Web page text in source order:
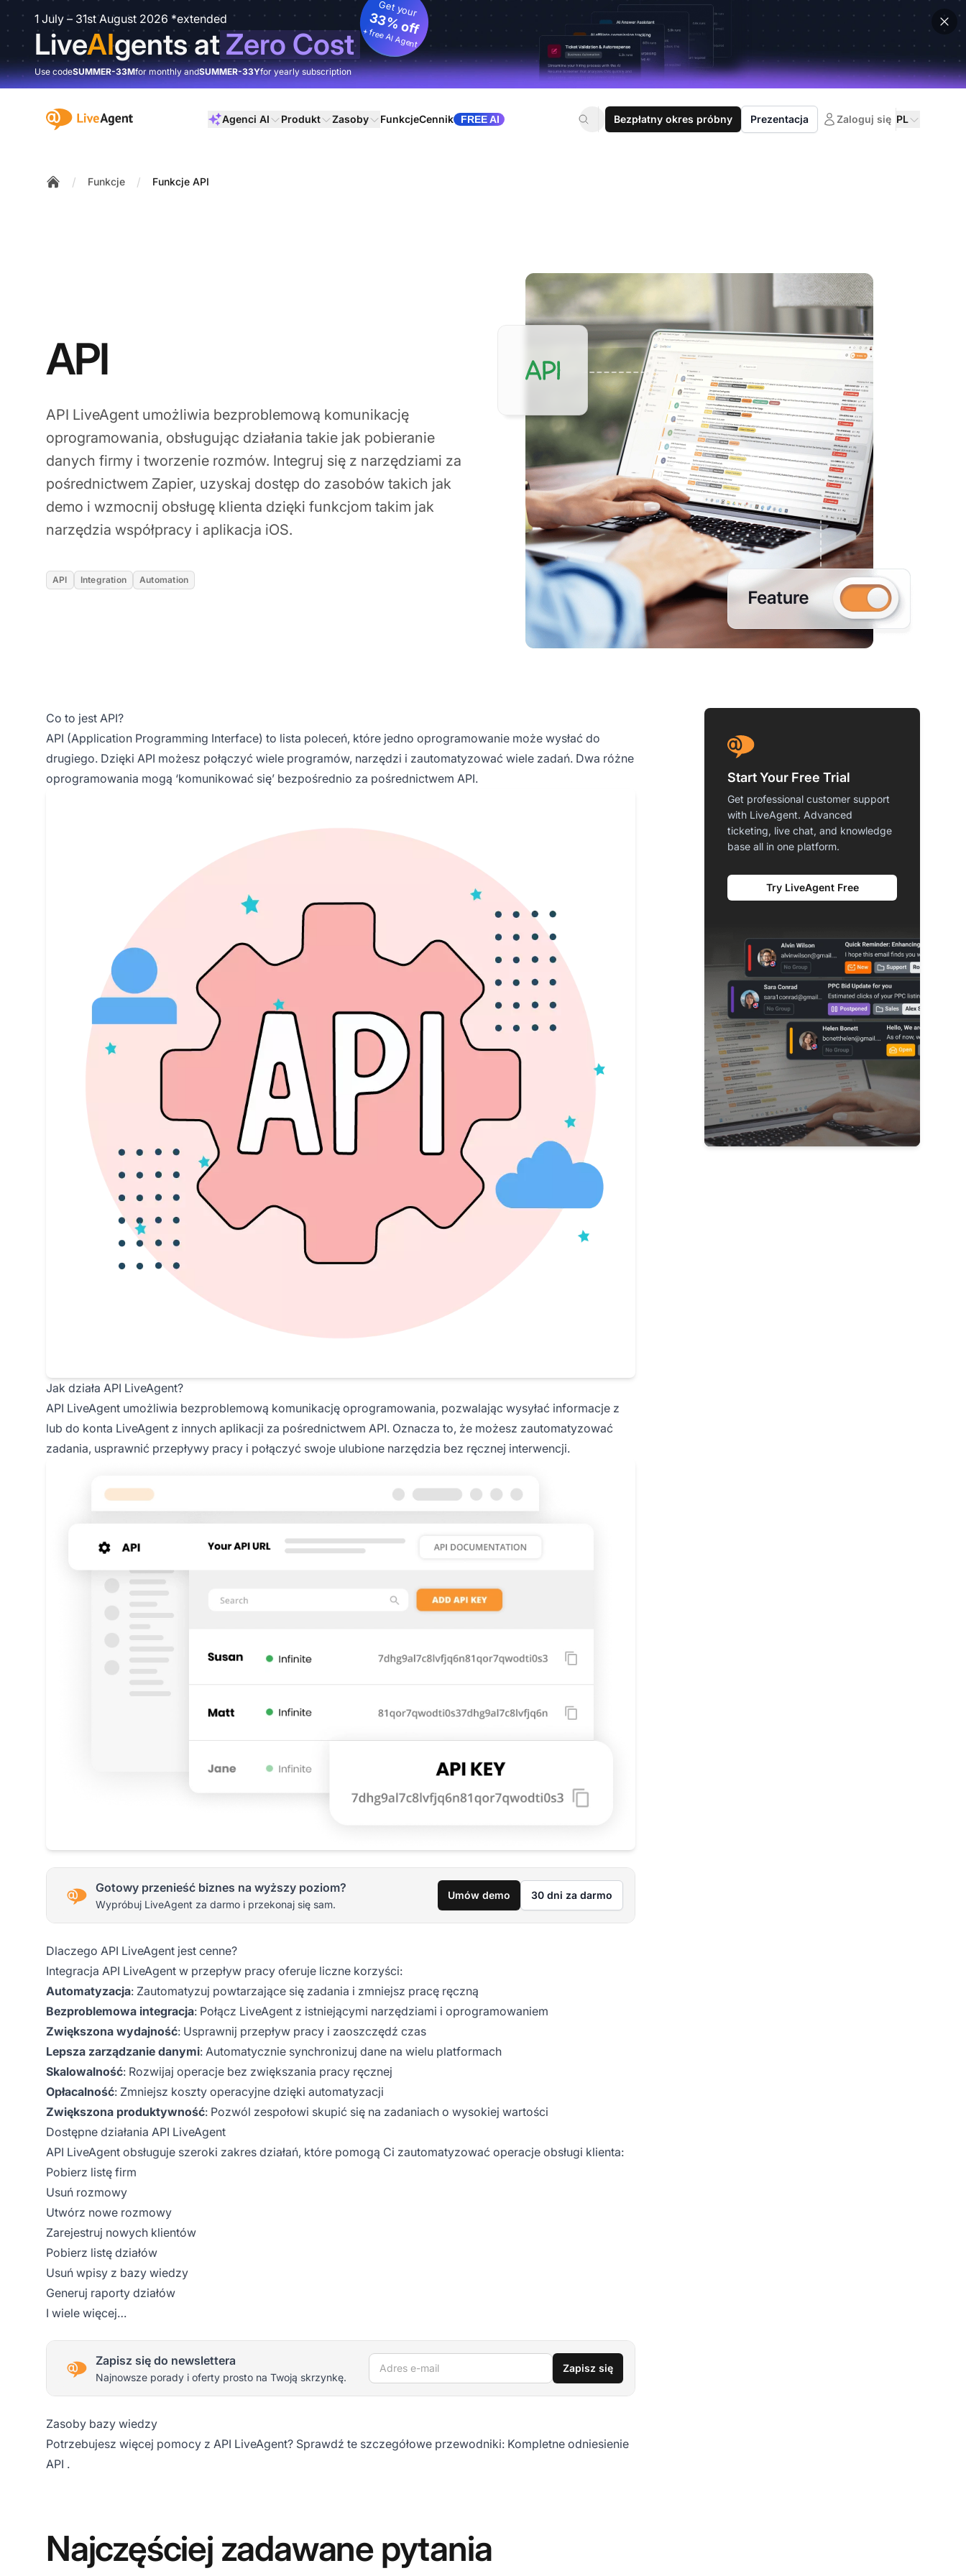
1 July – 31st August 2026 *extended
LiveAIgents atZero Cost
Get your
33% off
+ free AI Agent
Use codeSUMMER-33Mfor monthly andSUMMER-33Yfor yearly subscription
:site.title Agenci AI Produkt Zasoby FunkcjeCennik FREE AI Bezpłatny okres próbny Prezentacja Zaloguj się PL
/ Funkcje / Funkcje API
API
API LiveAgent umożliwia bezproblemową komunikację
oprogramowania, obsługując działania takie jak pobieranie
danych firmy i tworzenie rozmów. Integruj się z narzędziami za
pośrednictwem Zapier, uzyskaj dostęp do zasobów takich jak
demo i wzmocnij obsługę klienta dzięki funkcjom takim jak
narzędzia współpracy i aplikacja iOS.
API Integration Automation
Co to jest API?
API (Application Programming Interface) to lista poleceń, które jedno oprogramowanie może wysłać do
drugiego. Dzięki API możesz połączyć wiele programów, narzędzi i zautomatyzować wiele zadań. Dwa różne
oprogramowania mogą ‘komunikować się’ bezpośrednio za pośrednictwem API.
Jak działa API LiveAgent?
API LiveAgent umożliwia bezproblemową komunikację oprogramowania, pozwalając wysyłać informacje z
lub do konta LiveAgent z innych aplikacji za pośrednictwem API. Oznacza to, że możesz zautomatyzować
zadania, usprawnić przepływy pracy i połączyć swoje ulubione narzędzia bez ręcznej interwencji.
Gotowy przenieść biznes na wyższy poziom?
Wypróbuj LiveAgent za darmo i przekonaj się sam.
Umów demo 30 dni za darmo
Dlaczego API LiveAgent jest cenne?
Integracja API LiveAgent w przepływ pracy oferuje liczne korzyści:
Automatyzacja: Zautomatyzuj powtarzające się zadania i zmniejsz pracę ręczną
Bezproblemowa integracja: Połącz LiveAgent z istniejącymi narzędziami i oprogramowaniem
Zwiększona wydajność: Usprawnij przepływ pracy i zaoszczędź czas
Lepsza zarządzanie danymi: Automatycznie synchronizuj dane na wielu platformach
Skalowalność: Rozwijaj operacje bez zwiększania pracy ręcznej
Opłacalność: Zmniejsz koszty operacyjne dzięki automatyzacji
Zwiększona produktywność: Pozwól zespołowi skupić się na zadaniach o wysokiej wartości
Dostępne działania API LiveAgent
API LiveAgent obsługuje szeroki zakres działań, które pomogą Ci zautomatyzować operacje obsługi klienta:
Pobierz listę firm
Usuń rozmowy
Utwórz nowe rozmowy
Zarejestruj nowych klientów
Pobierz listę działów
Usuń wpisy z bazy wiedzy
Generuj raporty działów
I wiele więcej…
Zapisz się do newslettera
Najnowsze porady i oferty prosto na Twoją skrzynkę.
Adres e-mail Zapisz się
Zasoby bazy wiedzy
Potrzebujesz więcej pomocy z API LiveAgent? Sprawdź te szczegółowe przewodniki: Kompletne odniesienie
API .
Start Your Free Trial
Get professional customer support
with LiveAgent. Advanced
ticketing, live chat, and knowledge
base all in one platform.
Try LiveAgent Free
Najczęściej zadawane pytania